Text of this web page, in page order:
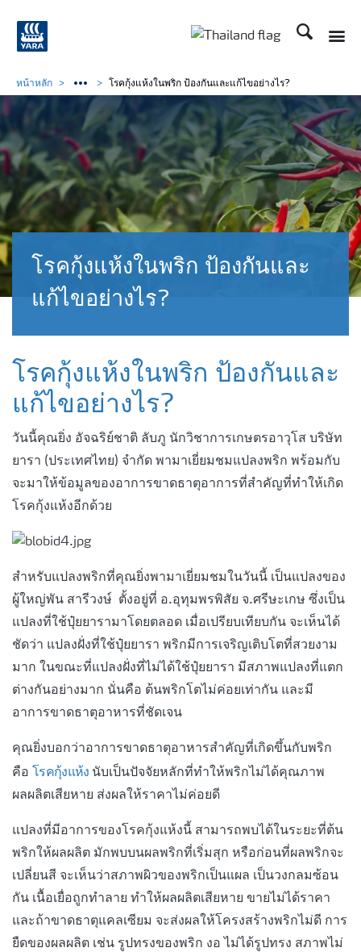
ค้นหา
โรคกุ้งแห้งในพริก ป้องกันและ
แก้ไขอย่างไร?
หน้าหลัก โรคกุ้งแห้งในพริก ป้องกันและแก้ไขอย่างไร?
โรคกุ้งแห้งในพริก ป้องกันและ
แก้ไขอย่างไร?
วันนี้คุณยิ่ง อัจฉริย์ชาติ ลับภู นักวิชาการเกษตรอาวุโส บริษัท
ยารา (ประเทศไทย) จำกัด พามาเยี่ยมชมแปลงพริก พร้อมกับ
จะมาให้ข้อมูลของอาการขาดธาตุอาการที่สำคัญที่ทำให้เกิด
โรคกุ้งแห้งอีกด้วย
สำหรับแปลงพริกที่คุณยิ่งพามาเยี่ยมชมในวันนี้ เป็นแปลงของ
ผู้ใหญ่พัน สารีวงษ์ ตั้งอยู่ที่ อ.อุทุมพรพิสัย จ.ศรีษะเกษ ซึ่งเป็น
แปลงที่ใช้ปุ๋ยยารามาโดยตลอด เมื่อเปรียบเทียบกัน จะเห็นได้
ชัดว่า แปลงฝั่งที่ใช้ปุ๋ยยารา พริกมีการเจริญเติบโตที่สวยงาม
มาก ในขณะที่แปลงฝั่งที่ไม่ได้ใช้ปุ๋ยยารา มีสภาพแปลงที่แตก
ต่างกันอย่างมาก นั่นคือ ต้นพริกโตไม่ค่อยเท่ากัน และมี
อาการขาดธาตุอาหารที่ชัดเจน
คุณยิ่งบอกว่าอาการขาดธาตุอาหารสำคัญที่เกิดขึ้นกับพริก
คือ โรคกุ้งแห้ง นับเป็นปัจจัยหลักที่ทำให้พริกไม่ได้คุณภาพ
ผลผลิตเสียหาย ส่งผลให้ราคาไม่ค่อยดี
แปลงที่มีอาการของโรคกุ้งแห้งนี้ สามารถพบได้ในระยะที่ต้น
พริกให้ผลผลิต มักพบบนผลพริกที่เริ่มสุก หรือก่อนที่ผลพริกจะ
เปลี่ยนสี จะเห็นว่าสภาพผิวของพริกเป็นแผล เป็นวงกลมซ้อน
กัน เนื้อเยื่อถูกทำลาย ทำให้ผลผลิตเสียหาย ขายไม่ได้ราคา
และถ้าขาดธาตุแคลเซียม จะส่งผลให้โครงสร้างพริกไม่ดี การ
ยืดของผลผลิต เช่น รูปทรงของพริก งอ ไม่ได้รูปทรง สภาพไม่